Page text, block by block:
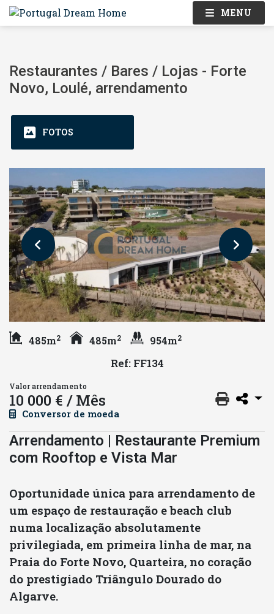
MENU
Restaurantes / Bares / Lojas - Forte
Novo, Loulé, arrendamento
FOTOS
485m2 485m2 954m2
Ref: FF134
Valor arrendamento
10 000 € / Mês
Conversor de moeda
Arrendamento | Restaurante Premium
com Rooftop e Vista Mar
Oportunidade única para arrendamento de
um espaço de restauração e beach club
numa localização absolutamente
privilegiada, em primeira linha de mar, na
Praia do Forte Novo, Quarteira, no coração
do prestigiado Triângulo Dourado do
Algarve.